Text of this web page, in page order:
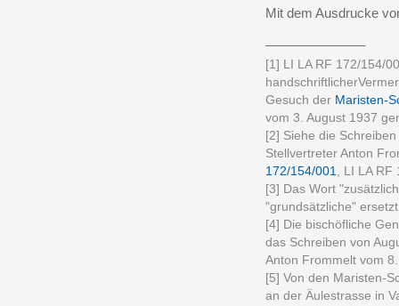
Mit dem Ausdrucke
[1] LI LA RF 172/154/
Gesuch der Maristen-
vom 3. August 1937
[2] Siehe die
Stellvertreter Anton
172/154/001, LI LA RF
[3] Das Wort
"grundsätzliche"
[4] Die bischöfliche
das Schreiben von
Anton Frommelt vom
[5] Von den Maristen-
an der Äulestrasse in